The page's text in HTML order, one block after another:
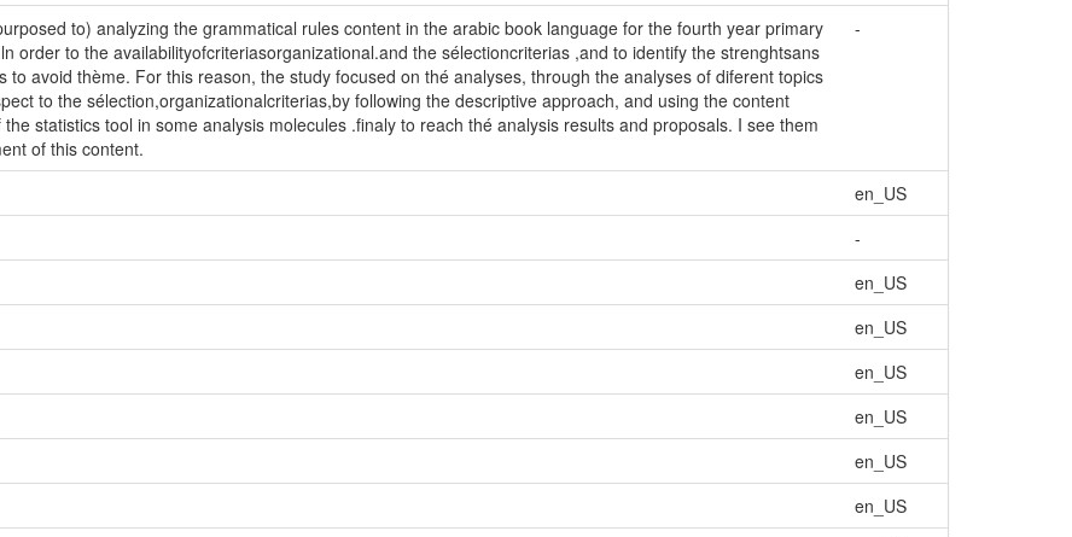
to) analyzing the grammatical rules content in the arabic book language for the fourth year primary
order to the availabilityofcriteriasorganizational.and the sélectioncriterias ,and to identify the strenghtsans
to avoid thème. For this reason, the study focused on thé analyses, through the analyses of diferent topics
to the sélection,organizationalcriterias,by following the descriptive approach, and using the content
statistics tool in some analysis molecules .finaly to reach thé analysis results and proposals. I see them
of this content.
-
en_US
-
en_US
en_US
en_US
en_US
en_US
en_US